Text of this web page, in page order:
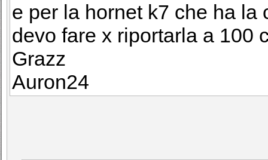
e per la hornet k7 che ha la
devo fare x riportarla a 100
Grazz
Auron24